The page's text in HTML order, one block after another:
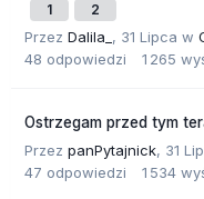
1 2
Przez Dalila_ , 31 Lipca w
48 odpowiedzi 1 265
Ostrzegam przed tym
Przez panPytajnick, 31
47 odpowiedzi 1 534